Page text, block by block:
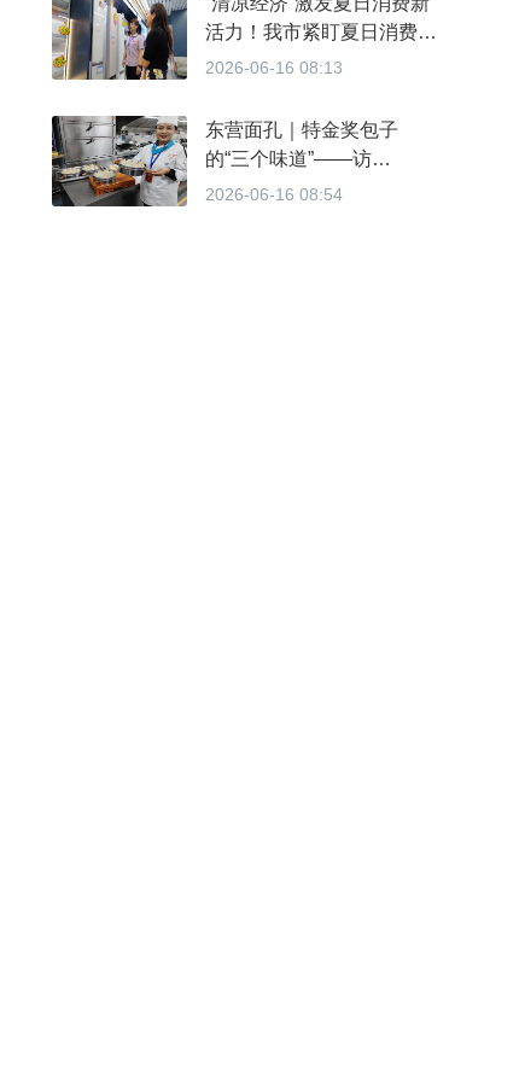
活力！我市紧盯夏日消费热
点 引导企业迭代升级消费
2026-06-16 08:13
东营面孔｜特金奖包子
的“三个味道”——访
2026ACE第四届亚洲烹饪
2026-06-16 08:54